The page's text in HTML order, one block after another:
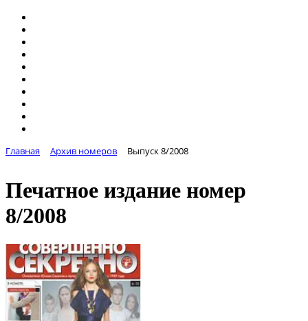
Главная Архив номеров Выпуск 8/2008
Печатное издание номер
8/2008